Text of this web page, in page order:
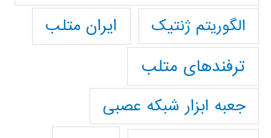
الگوریتم ژنتیک
ایران متلب
ترفندهای متلب
جعبه ابزار شبکه عصبی